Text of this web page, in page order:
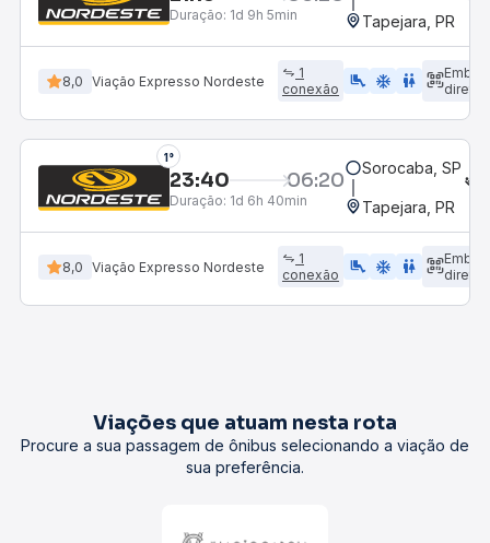
Duração: 1d 9h 5min Tapejara, PR
8,0 Viação Expresso Nordeste
1
conexão
airline_seat_legroom_extra ac_unit WC
direto
1°
23:40 06:20
Duração: 1d 6h 40min
Sorocaba, SP
Tapejara, PR
8,0 Viação Expresso Nordeste
1
conexão
airline_seat_legroom_extra ac_unit WC
direto
Viações que atuam nesta rota
Procure a sua passagem de ônibus selecionando a viação de
sua preferência.